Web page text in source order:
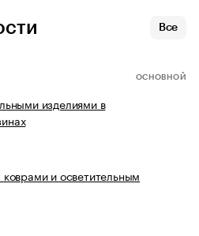
Все
ОСНОВНОЙ
изделиями в
и осветительным